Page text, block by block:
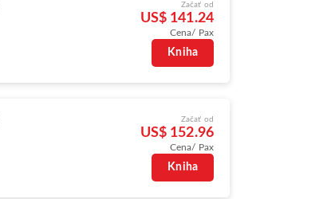
Začať od
US$ 141.24
Cena/ Pax
Kniha
Začať od
US$ 152.96
Cena/ Pax
Kniha